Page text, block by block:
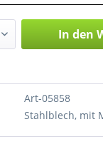
In den
Art-05858
Stahlblech, mit